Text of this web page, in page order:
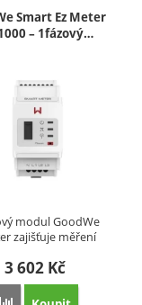
Smart Ez Meter
– 1fázový…
modul GoodWe
zajišťuje měření
3 602 Kč